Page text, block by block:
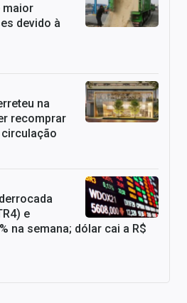
maior
devido à
na
recomprar
circulação
e
na semana; dólar cai a R$